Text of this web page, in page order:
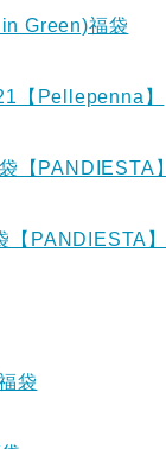
Green)福袋
【Pellepenna】
【PANDIESTA】
【PANDIESTA】
袋